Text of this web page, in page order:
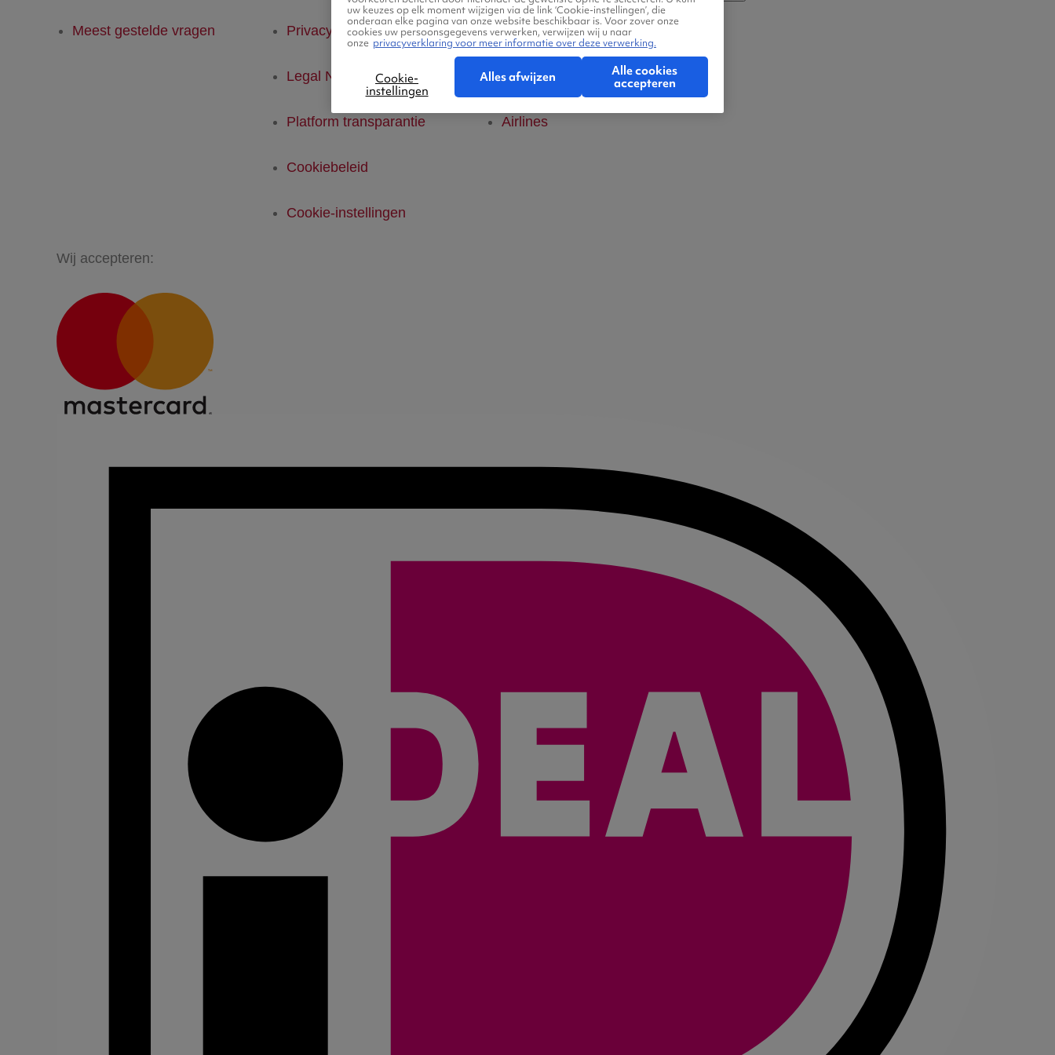
Meest gestelde vragen Privacyverklaring
Legal Notice
Platform transparantie
Cookiebeleid
Cookie-instellingen
Hotels
Vlucht + hotel
Airlines
Wij accepteren:
uw keuzes op elk moment wijzigen via de link ‘Cookie-instellingen’, die
onderaan elke pagina van onze website beschikbaar is. Voor zover onze
cookies uw persoonsgegevens verwerken, verwijzen wij u naar
onze privacyverklaring voor meer informatie over deze verwerking.
Cookie-
instellingen
Alles afwijzen
Alle cookies
accepteren